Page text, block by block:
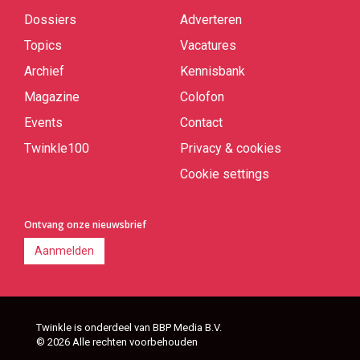
Dossiers
Topics
Archief
Magazine
Events
Twinkle100
Adverteren
Vacatures
Kennisbank
Colofon
Contact
Privacy & cookies
Cookie settings
Ontvang onze nieuwsbrief
Aanmelden
Twinkle is onderdeel van BBP Media B.V.
© 2026 Alle rechten voorbehouden